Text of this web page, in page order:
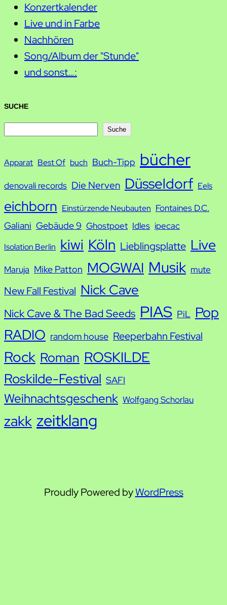
Konzertkalender
Live und in Farbe
Nachhören
Song/Album der "Stunde"
und sonst…:
SUCHE
c
Suche
Apparat Best Of buch Buch-Tipp bücher
denovali records Die Nerven Düsseldorf Eels
eichborn Einstürzende Neubauten Fontaines D.C.
Galiani Gebäude 9 Ghostpoet Idles ipecac
Isolation Berlin kiwi Köln Lieblingsplatte Live
Maruja Mike Patton MOGWAI Musik mute
New Fall Festival Nick Cave
Nick Cave & The Bad Seeds PIAS PiL Pop
RADIO random house Reeperbahn Festival
Rock Roman ROSKILDE
Roskilde-Festival SAFI
Weihnachtsgeschenk Wolfgang Schorlau
zakk zeitklang
Proudly Powered byWordPress